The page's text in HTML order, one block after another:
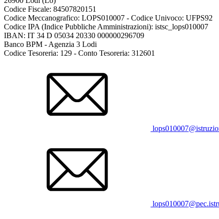
Codice Fiscale: 84507820151
Codice Meccanografico: LOPS010007 - Codice Univoco: UFPS92
Codice IPA (Indice Pubbliche Amministrazioni): istsc_lops010007
IBAN: IT 34 D 05034 20330 000000296709
Banco BPM - Agenzia 3 Lodi
Codice Tesoreria: 129 - Conto Tesoreria: 312601